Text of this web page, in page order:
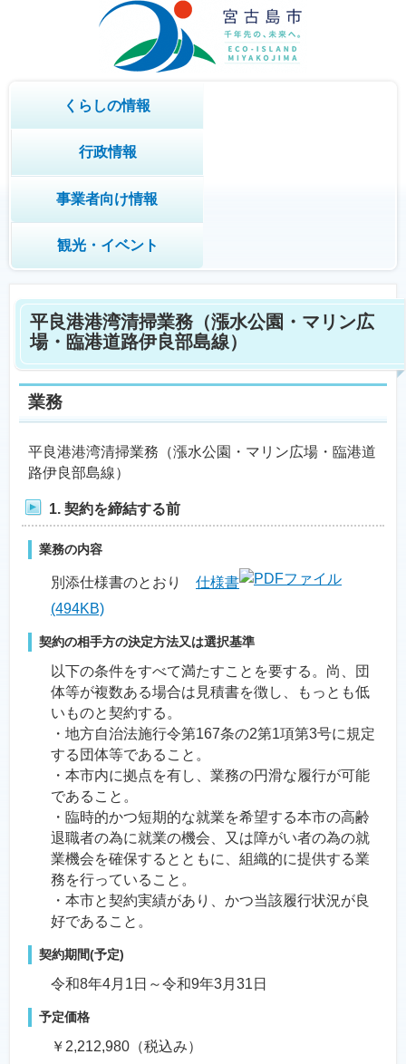
くらしの情報
行政情報
事業者向け情報
観光・イベント
平良港港湾清掃業務（漲水公園・マリン広
場・臨港道路伊良部島線）
業務
平良港港湾清掃業務（漲水公園・マリン広場・臨港道
路伊良部島線）
1. 契約を締結する前
業務の内容
別添仕様書のとおり 仕様書
(494KB)
契約の相手方の決定方法又は選択基準
以下の条件をすべて満たすことを要する。尚、団
体等が複数ある場合は見積書を徴し、もっとも低
いものと契約する。
・地方自治法施行令第167条の2第1項第3号に規定
する団体等であること。
・本市内に拠点を有し、業務の円滑な履行が可能
であること。
・臨時的かつ短期的な就業を希望する本市の高齢
退職者の為に就業の機会、又は障がい者の為の就
業機会を確保するとともに、組織的に提供する業
務を行っていること。
・本市と契約実績があり、かつ当該履行状況が良
好であること。
契約期間(予定)
令和8年4月1日～令和9年3月31日
予定価格
￥2,212,980（税込み）